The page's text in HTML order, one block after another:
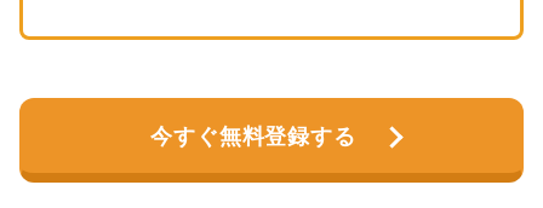
今すぐ無料登録する